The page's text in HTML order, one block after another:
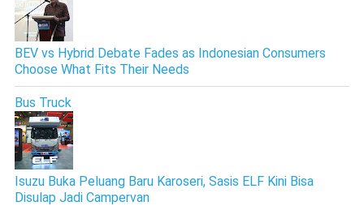
BEV vs Hybrid Debate Fades as Indonesian Consumers
Choose What Fits Their Needs
Bus Truck
Isuzu Buka Peluang Baru Karoseri, Sasis ELF Kini Bisa
Disulap Jadi Campervan